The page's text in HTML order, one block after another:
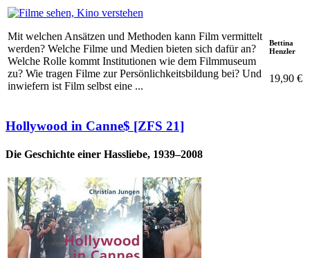
Mit welchen Ansätzen und Methoden kann Film vermittelt
werden? Welche Filme und Medien bieten sich dafür an?
Welche Rolle kommt Institutionen wie dem Filmmuseum
zu? Wie tragen Filme zur Persönlichkeitsbildung bei? Und
inwiefern ist Film selbst eine ...
Bettina
Henzler
19,90 €
Hollywood in Canne$ [ZFS 21]
Die Geschichte einer Hassliebe, 1939–2008